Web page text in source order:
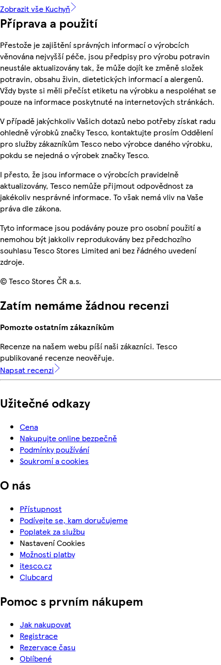
Zobrazit vše Kuchyň
Příprava a použití
Přestože je zajištění správných informací o výrobcích
věnována nejvyšší péče, jsou předpisy pro výrobu potravin
neustále aktualizovány tak, že může dojít ke změně složek
potravin, obsahu živin, dietetických informací a alergenů.
Vždy byste si měli přečíst etiketu na výrobku a nespoléhat se
pouze na informace poskytnuté na internetových stránkách.
V případě jakýchkoliv Vašich dotazů nebo potřeby získat radu
ohledně výrobků značky Tesco, kontaktujte prosím Oddělení
pro služby zákazníkům Tesco nebo výrobce daného výrobku,
pokdu se nejedná o výrobek značky Tesco.
I přesto, že jsou informace o výrobcích pravidelně
aktualizovány, Tesco nemůže přijmout odpovědnost za
jakékoliv nesprávné informace. To však nemá vliv na Vaše
práva dle zákona.
Tyto informace jsou podávány pouze pro osobní použití a
nemohou být jakkoliv reprodukovány bez předchozího
souhlasu Tesco Stores Limited ani bez řádného uvedení
zdroje.
© Tesco Stores ČR a.s.
Zatím nemáme žádnou recenzi
Pomozte ostatním zákazníkům
Recenze na našem webu píší naši zákazníci. Tesco
publikované recenze neověřuje.
Napsat recenzi
Užitečné odkazy
Cena
Nakupujte online bezpečně
Podmínky používání
Soukromí a cookies
O nás
Přístupnost
Podívejte se, kam doručujeme
Poplatek za službu
Nastavení Cookies
Možnosti platby
itesco.cz
Clubcard
Pomoc s prvním nákupem
Jak nakupovat
Registrace
Rezervace času
Oblíbené